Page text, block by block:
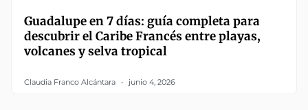
Guadalupe en 7 días: guía completa para
descubrir el Caribe Francés entre playas,
volcanes y selva tropical
Claudia Franco Alcántara junio 4, 2026